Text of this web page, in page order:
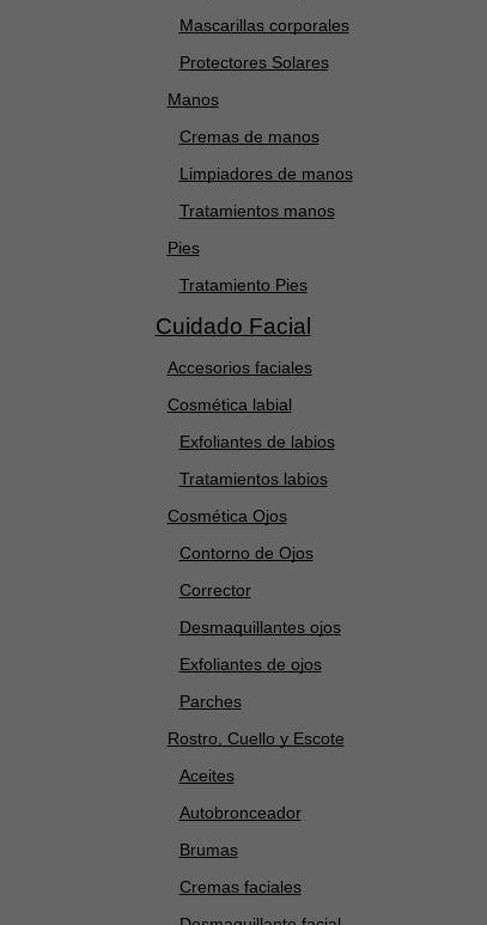
Mascarillas corporales
Protectores Solares
Manos
Cremas de manos
Limpiadores de manos
Tratamientos manos
Pies
Tratamiento Pies
Cuidado Facial
Accesorios faciales
Cosmética labial
Exfoliantes de labios
Tratamientos labios
Cosmética Ojos
Contorno de Ojos
Corrector
Desmaquillantes ojos
Exfoliantes de ojos
Parches
Rostro, Cuello y Escote
Aceites
Autobronceador
Brumas
Cremas faciales